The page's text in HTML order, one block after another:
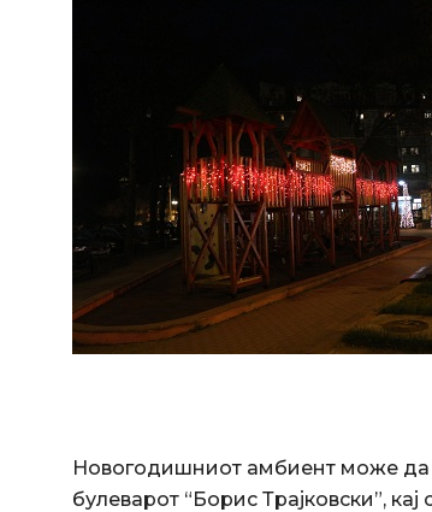
Новогодишниот амбиент може да
булеварот “Борис Трајковски”,